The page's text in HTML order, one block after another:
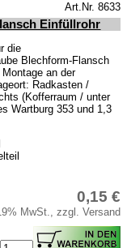
Art.Nr. 8633
Einfüllrohr
die
Blechform-Flansch
an der
Radkasten /
(Kofferraum / unter
Wartburg 353 und 1,3
0,15 €
MwSt., zzgl. Versand